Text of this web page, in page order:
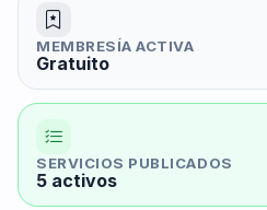
MEMBRESÍA ACTIVA
Gratuito
SERVICIOS PUBLICADOS
5 activos